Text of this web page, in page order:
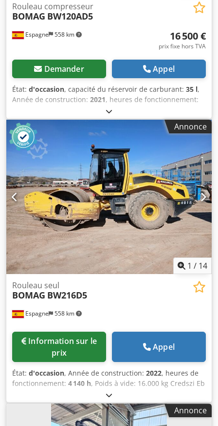
Espagne 558 km
Rouleau compresseur
BOMAG BW120AD5
16 500 €
prix fixe hors TVA
Demander Appel
État: d'occasion, capacité du réservoir de carburant: 35 l,
Année de construction: 2021, heures de fonctionnement:
, Poids à vide: 2.700 kg Dimensions (LxlxH): 253 x 127
x 257 cm Codpfx Asy Iz A Asbkorf
Annonce
1 / 14
Espagne 558 km
Rouleau seul
BOMAG BW216D5
prix
Appel
État: d'occasion, Année de construction: 2022, heures de
fonctionnement: 4 140 h, Poids à vide: 16.000 kg Credszi Eb
Nepfx Abkef Dimensions (LxlxH): 622 x 230 x 299 cm
Annonce